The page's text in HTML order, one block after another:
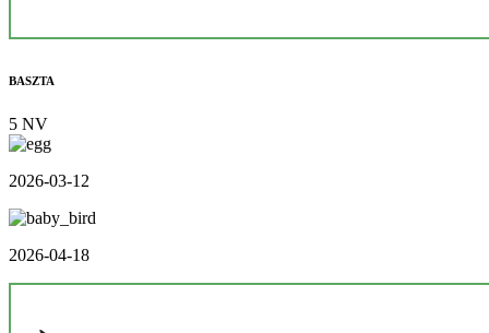
BASZTA
5 NV
2026-03-12
2026-04-18